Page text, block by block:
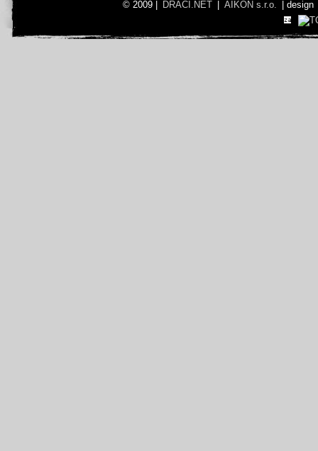
© 2009 | DRACI.NET AIKON s.r.o. | design